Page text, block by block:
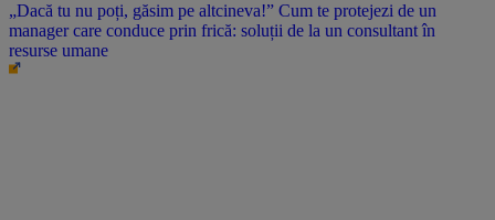
„Dacă tu nu poți, găsim pe altcineva!” Cum te protejezi de un
manager care conduce prin frică: soluții de la un consultant în
resurse umane